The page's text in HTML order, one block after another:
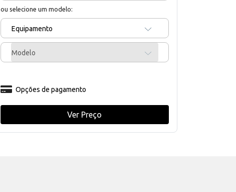
ou selecione um modelo:
Equipamento
Modelo
Opções de pagamento
Ver Preço